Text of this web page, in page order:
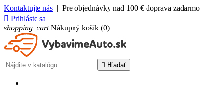
Kontaktujte nás | Pre objednávky nad 100 € doprava zadarmo
 Prihláste sa
shopping_cart Nákupný košík (0)
 Hľadať